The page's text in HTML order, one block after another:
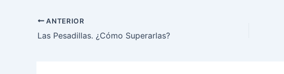
ANTERIOR
Las Pesadillas. ¿Cómo Superarlas?